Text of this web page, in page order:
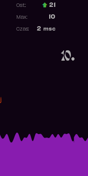
10.
Ost.: 21
10
Max:
2 msc
Czas: